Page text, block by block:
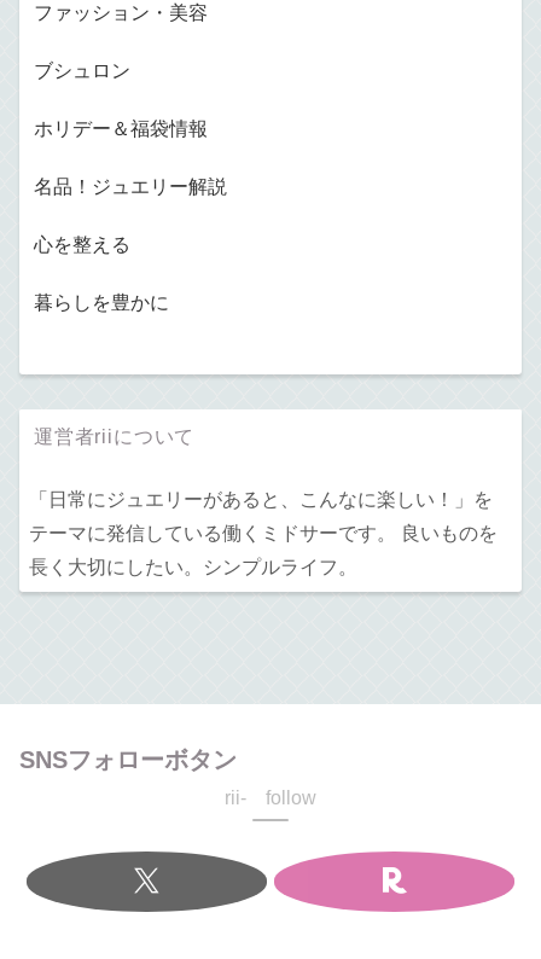
ファッション・美容
ブシュロン
ホリデー＆福袋情報
名品！ジュエリー解説
心を整える
暮らしを豊かに
運営者riiについて
「日常にジュエリーがあると、こんなに楽しい！」を
テーマに発信している働くミドサーです。 良いものを
長く大切にしたい。シンプルライフ。
SNSフォローボタン
rii- follow